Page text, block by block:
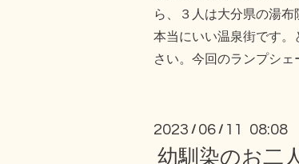
ら、３人は大分県の湯
本当にいい温泉街です
さい。今回のランプシ
2023 / 06 / 11 08:08
幼馴染のお二